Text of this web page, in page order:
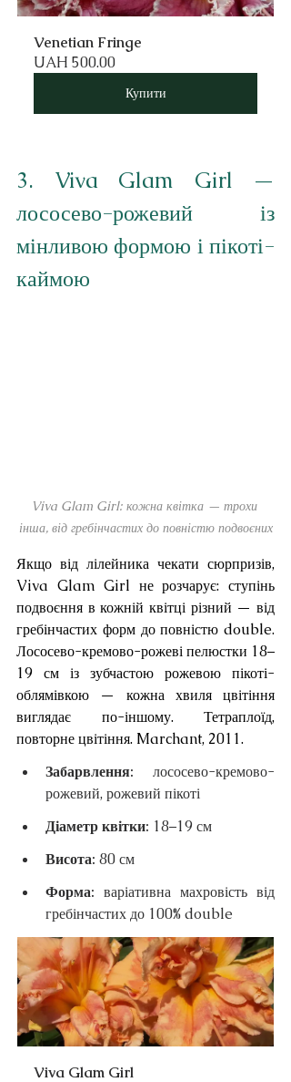
Venetian Fringe
UAH 500.00
Купити
3. Viva Glam Girl —
лососево-рожевий із
мінливою формою і пікоті-
каймою
Viva Glam Girl: кожна квітка — трохи
інша, від гребінчастих до повністю подвоєних
Якщо від лілейника чекати сюрпризів,
Viva Glam Girl не розчарує: ступінь
подвоєння в кожній квітці різний — від
гребінчастих форм до повністю double.
Лососево-кремово-рожеві пелюстки 18–
19 см із зубчастою рожевою пікоті-
облямівкою — кожна хвиля цвітіння
виглядає по-іншому. Тетраплоїд,
повторне цвітіння. Marchant, 2011.
Забарвлення: лососево-кремово-
рожевий, рожевий пікоті
Діаметр квітки: 18–19 см
Висота: 80 см
Форма: варіативна махровість від
гребінчастих до 100% double
Viva Glam Girl